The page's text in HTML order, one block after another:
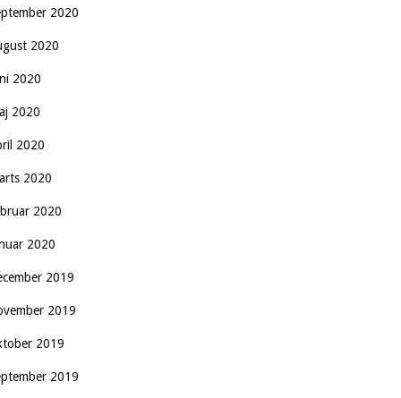
2020
2020
2020
2020
2020
2020
2020
2020
2019
2019
2019
2019